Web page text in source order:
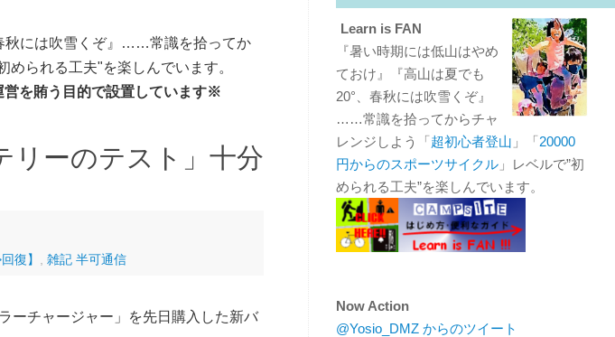
秋には吹雪くぞ』……常識を拾ってか
められる工夫"を楽しんでいます。
を賄う目的で設置しています※
リーのテスト」十分
復】 雑記 半可通信
ーチャージャー」を先日購入した新バ
Learn is FAN
『暑い時期には低山はやめ
ておけ』『高山は夏でも
20°、春秋には吹雪くぞ』
……常識を拾ってからチャ
レンジしよう「超初心者登山 」「20000
円からのスポーツサイクル 」レベルで”初
められる工夫”を楽しんでいます。
Now Action
@Yosio_DMZ からのツイート